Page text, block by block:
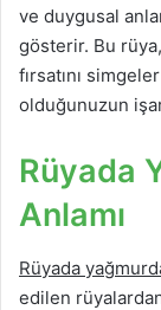
ve duygusal
gösterir. Bu
fırsatını
olduğunuzun
Rüyada
Anlamı
Rüyada
edilen